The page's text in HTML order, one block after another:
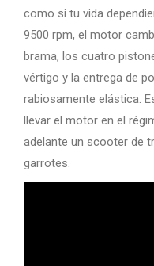
como si tu vida
9500 rpm, el motor
brama, los cuatro
vértigo y la entrega de
rabiosamente elástica.
llevar el motor en el
adelante un scooter de
garrotes.